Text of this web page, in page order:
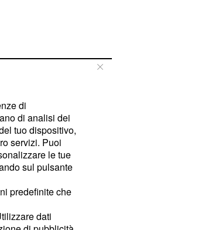
di
di analisi dei
tuo dispositivo,
servizi. Puoi
le tue
sul pulsante
predefinite che
dati